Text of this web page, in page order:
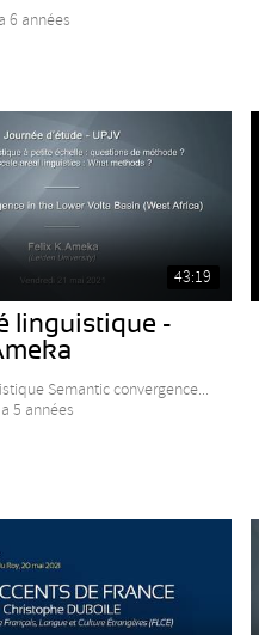
6 années
43:19
linguistique -
Semantic convergence...
5 années